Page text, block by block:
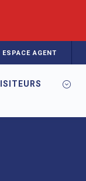
ESPACE AGENT
(SED-NV)